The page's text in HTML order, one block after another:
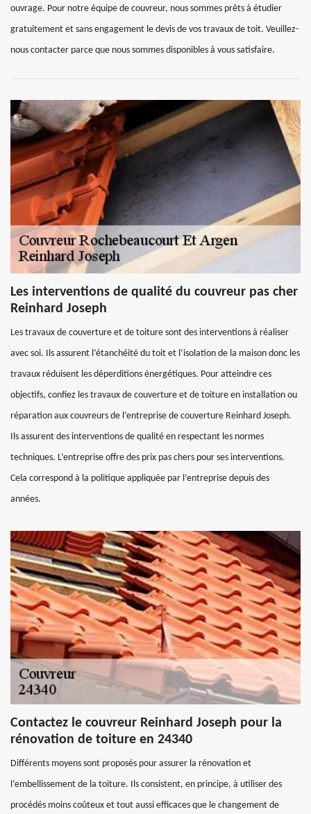
ouvrage. Pour notre équipe de couvreur, nous sommes prêts à étudier
gratuitement et sans engagement le devis de vos travaux de toit. Veuillez-
nous contacter parce que nous sommes disponibles à vous satisfaire.
Les interventions de qualité du couvreur pas cher
Reinhard Joseph
Les travaux de couverture et de toiture sont des interventions à réaliser
avec soi. Ils assurent l’étanchéité du toit et l’isolation de la maison donc les
travaux réduisent les déperditions énergétiques. Pour atteindre ces
objectifs, confiez les travaux de couverture et de toiture en installation ou
réparation aux couvreurs de l’entreprise de couverture Reinhard Joseph.
Ils assurent des interventions de qualité en respectant les normes
techniques. L’entreprise offre des prix pas chers pour ses interventions.
Cela correspond à la politique appliquée par l’entreprise depuis des
années.
Contactez le couvreur Reinhard Joseph pour la
rénovation de toiture en 24340
Différents moyens sont proposés pour assurer la rénovation et
l’embellissement de la toiture. Ils consistent, en principe, à utiliser des
procédés moins coûteux et tout aussi efficaces que le changement de